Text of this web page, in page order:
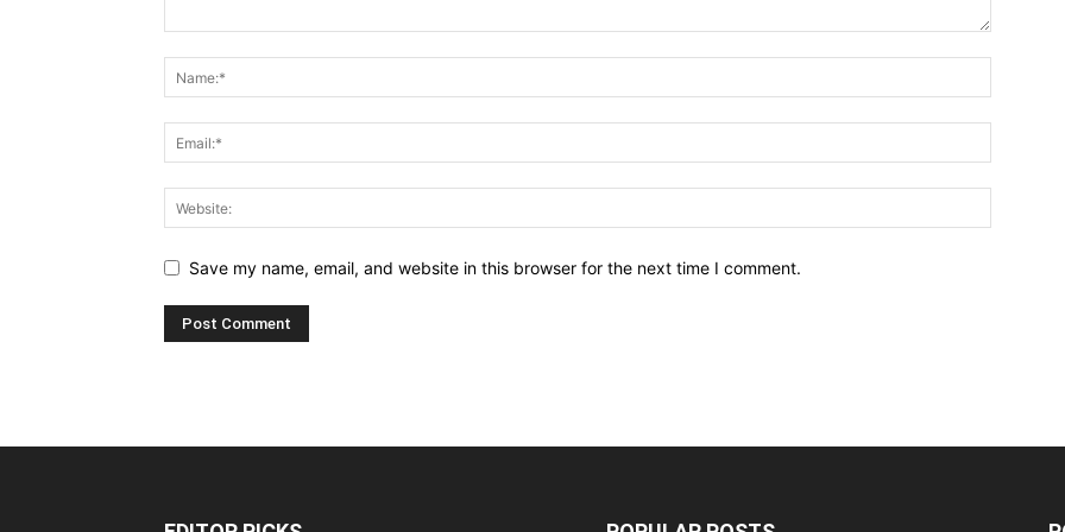
Save my name, email, and website in this browser for the next time I comment.